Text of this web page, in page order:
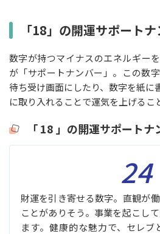
「18」の開運サポート
数字が持つマイナスのエネルギー
が「サポートナンバー」。この数
待ち受け画面にしたり、数字を紙に
に取り入れることで運気を上げるこ
「 18 」の開運サポートナ
24
財運を引き寄せる数字。直観が
ことがありそう。事業を起こし
ます。健康的な魅力で、セレブ